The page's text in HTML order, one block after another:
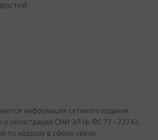
информация сетевого издания
о регистрации СМИ ЭЛ № ФС 77 - 72742,
по надзору в сфере связи,